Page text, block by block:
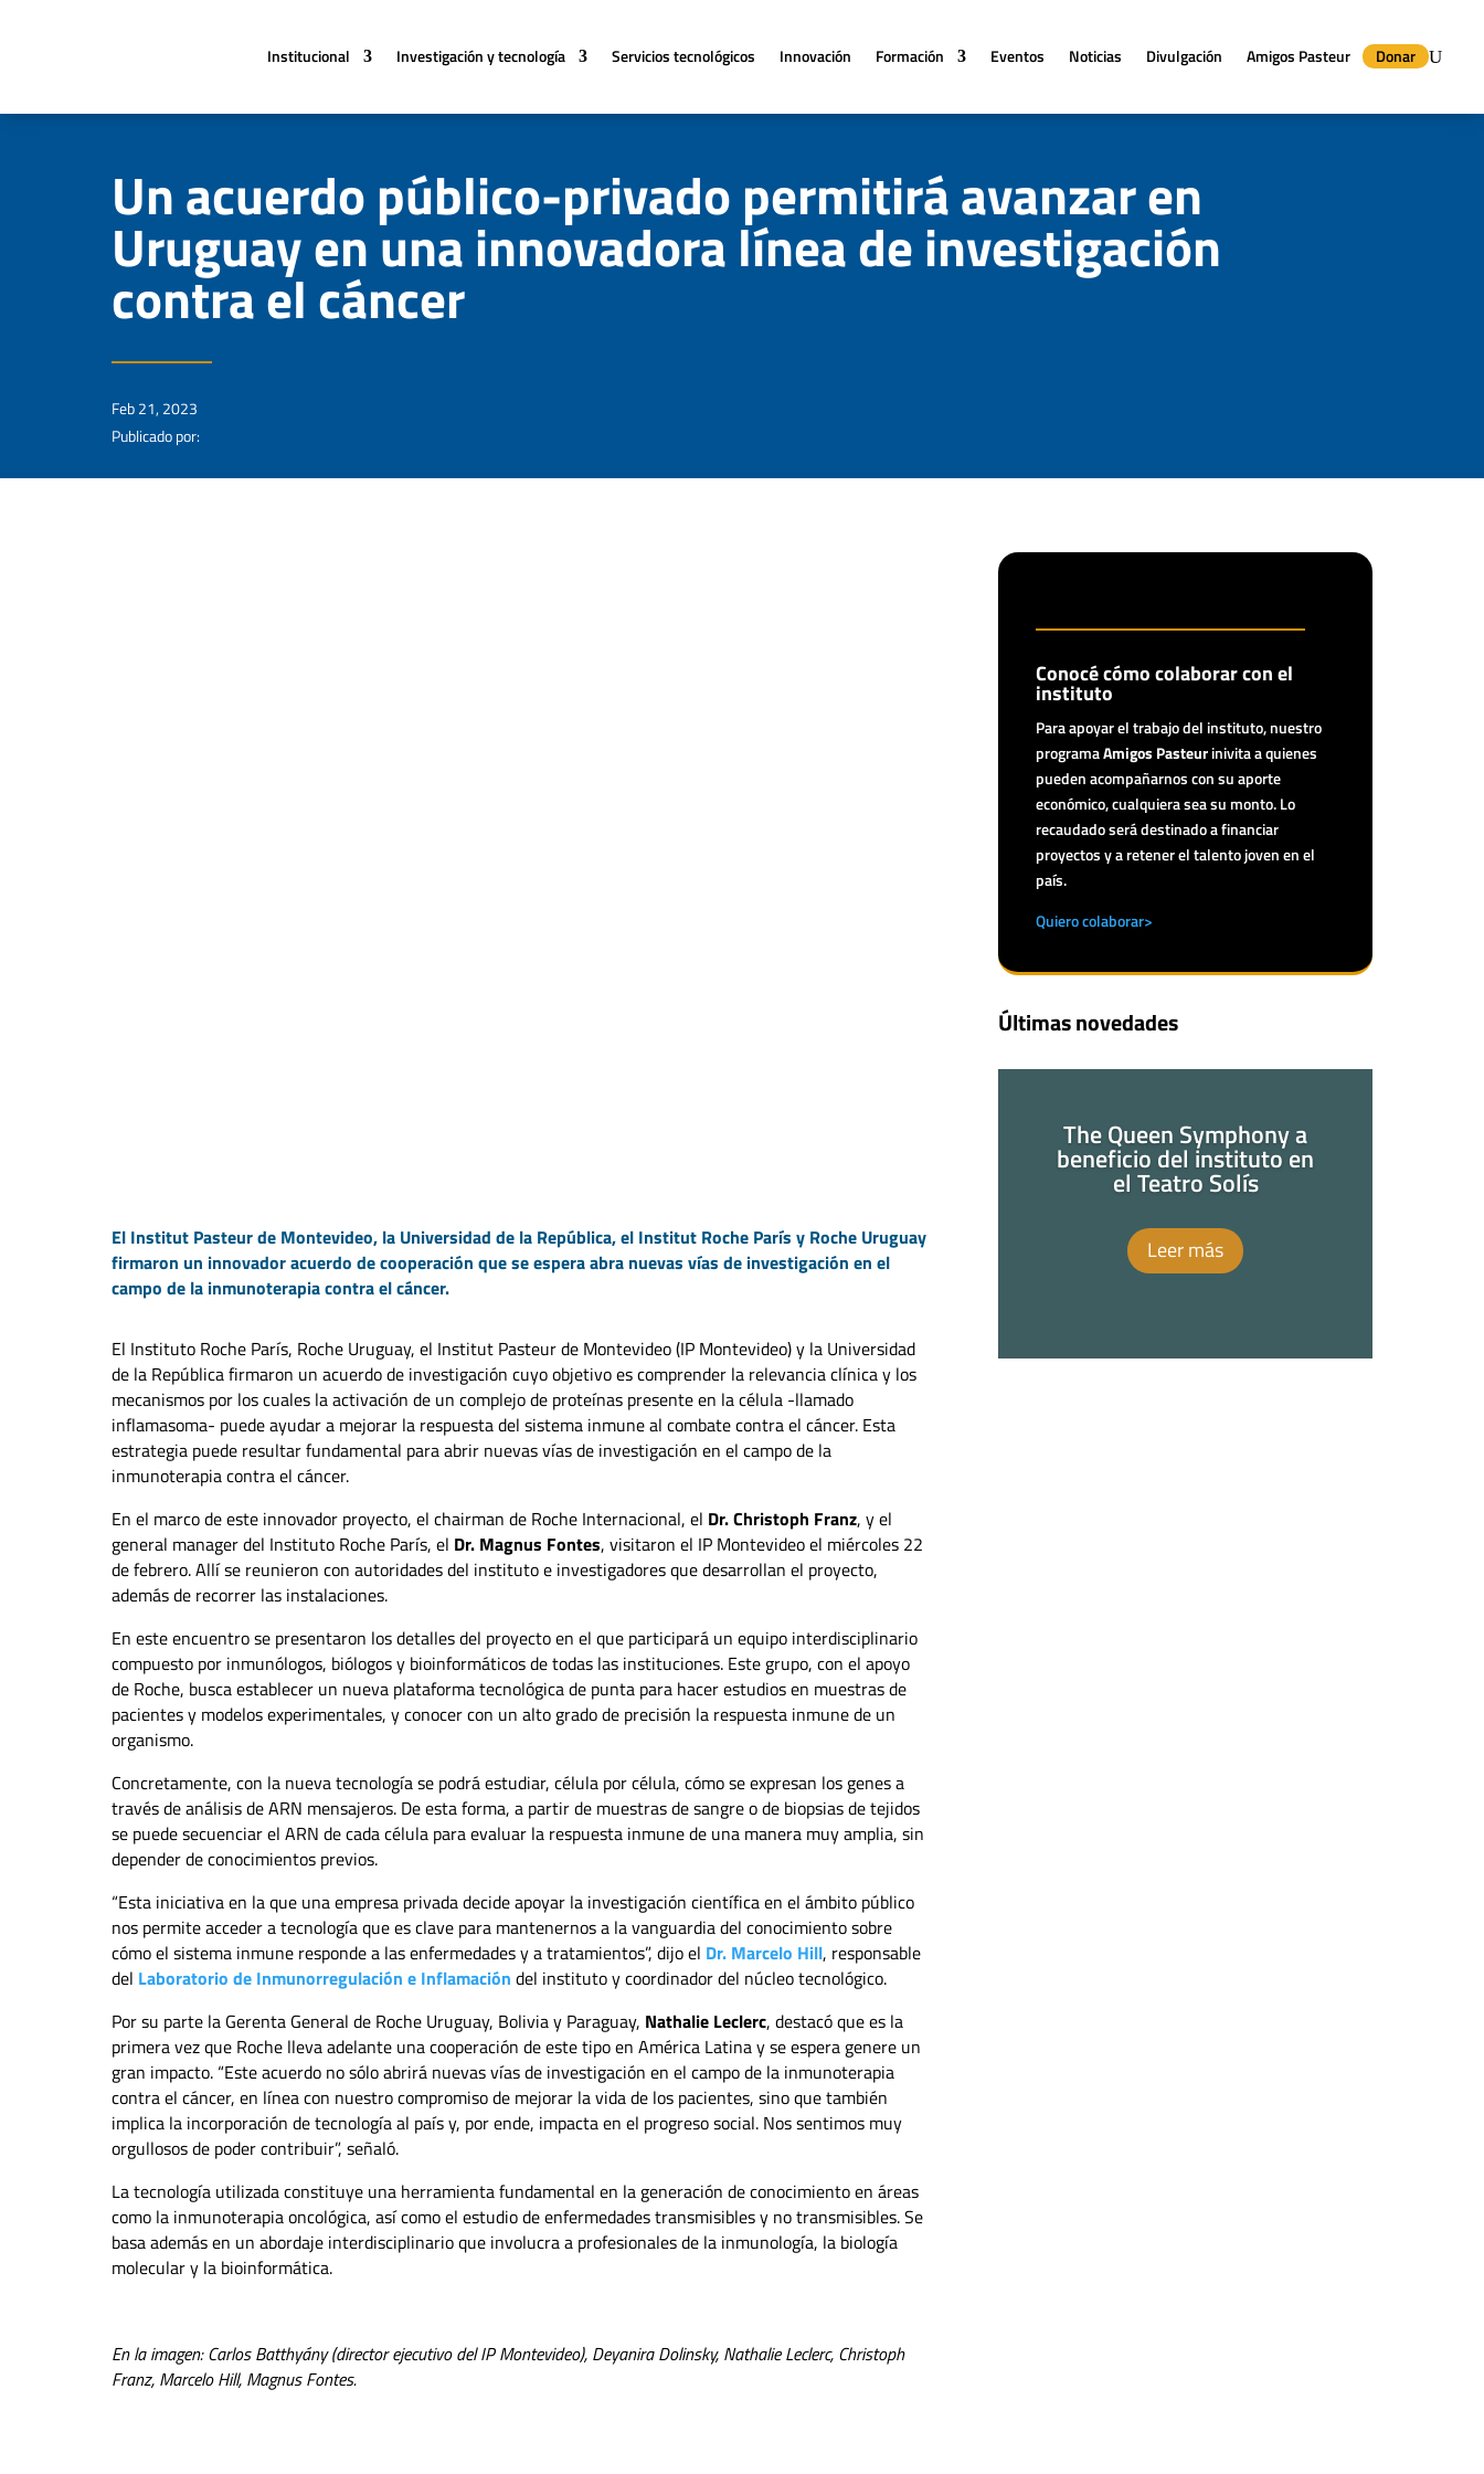
Institucional Investigación y tecnología Servicios tecnológicos Innovación Formación Eventos Noticias Divulgación Amigos Pasteur Donar
Un acuerdo público-privado permitirá avanzar en
Uruguay en una innovadora línea de investigación
contra el cáncer
Feb 21, 2023
Publicado por:
El Institut Pasteur de Montevideo, la Universidad de la República, el Institut Roche París y Roche Uruguay
firmaron un innovador acuerdo de cooperación que se espera abra nuevas vías de investigación en el
campo de la inmunoterapia contra el cáncer.
El Instituto Roche París, Roche Uruguay, el Institut Pasteur de Montevideo (IP Montevideo) y la Universidad
de la República firmaron un acuerdo de investigación cuyo objetivo es comprender la relevancia clínica y los
mecanismos por los cuales la activación de un complejo de proteínas presente en la célula -llamado
inflamasoma- puede ayudar a mejorar la respuesta del sistema inmune al combate contra el cáncer. Esta
estrategia puede resultar fundamental para abrir nuevas vías de investigación en el campo de la
inmunoterapia contra el cáncer.
En el marco de este innovador proyecto, el chairman de Roche Internacional, el Dr. Christoph Franz, y el
general manager del Instituto Roche París, el Dr. Magnus Fontes, visitaron el IP Montevideo el miércoles 22
de febrero. Allí se reunieron con autoridades del instituto e investigadores que desarrollan el proyecto,
además de recorrer las instalaciones.
En este encuentro se presentaron los detalles del proyecto en el que participará un equipo interdisciplinario
compuesto por inmunólogos, biólogos y bioinformáticos de todas las instituciones. Este grupo, con el apoyo
de Roche, busca establecer un nueva plataforma tecnológica de punta para hacer estudios en muestras de
pacientes y modelos experimentales, y conocer con un alto grado de precisión la respuesta inmune de un
organismo.
Concretamente, con la nueva tecnología se podrá estudiar, célula por célula, cómo se expresan los genes a
través de análisis de ARN mensajeros. De esta forma, a partir de muestras de sangre o de biopsias de tejidos
se puede secuenciar el ARN de cada célula para evaluar la respuesta inmune de una manera muy amplia, sin
depender de conocimientos previos.
“Esta iniciativa en la que una empresa privada decide apoyar la investigación científica en el ámbito público
nos permite acceder a tecnología que es clave para mantenernos a la vanguardia del conocimiento sobre
cómo el sistema inmune responde a las enfermedades y a tratamientos”, dijo el Dr. Marcelo Hill, responsable
del Laboratorio de Inmunorregulación e Inflamación del instituto y coordinador del núcleo tecnológico.
Por su parte la Gerenta General de Roche Uruguay, Bolivia y Paraguay, Nathalie Leclerc, destacó que es la
primera vez que Roche lleva adelante una cooperación de este tipo en América Latina y se espera genere un
gran impacto. “Este acuerdo no sólo abrirá nuevas vías de investigación en el campo de la inmunoterapia
contra el cáncer, en línea con nuestro compromiso de mejorar la vida de los pacientes, sino que también
implica la incorporación de tecnología al país y, por ende, impacta en el progreso social. Nos sentimos muy
orgullosos de poder contribuir”, señaló.
La tecnología utilizada constituye una herramienta fundamental en la generación de conocimiento en áreas
como la inmunoterapia oncológica, así como el estudio de enfermedades transmisibles y no transmisibles. Se
basa además en un abordaje interdisciplinario que involucra a profesionales de la inmunología, la biología
molecular y la bioinformática.
En la imagen: Carlos Batthyány (director ejecutivo del IP Montevideo), Deyanira Dolinsky, Nathalie Leclerc, Christoph
Franz, Marcelo Hill, Magnus Fontes.
Conocé cómo colaborar con el
instituto
Para apoyar el trabajo del instituto, nuestro
programaAmigos Pasteurinivita a quienes
pueden acompañarnos con su aporte
económico, cualquiera sea su monto. Lo
recaudado será destinado a financiar
proyectos y a retener el talento joven en el
país.
Quiero colaborar>
Últimas novedades
The Queen Symphony a
beneficio del instituto en
el Teatro Solís
Leer más